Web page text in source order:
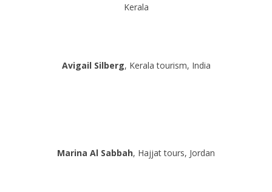
Kerala
Avigail Silberg, Kerala tourism, India
Marina Al Sabbah, Hajjat tours, Jordan